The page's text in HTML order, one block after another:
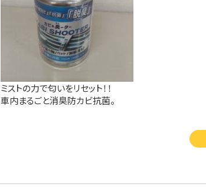
ミストの力で匂いをリセット！！
車内まるごと消臭防カビ抗菌。